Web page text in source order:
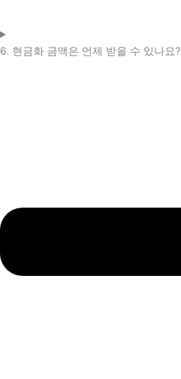
6. 현금화 금액은 언제 받을 수 있나요?